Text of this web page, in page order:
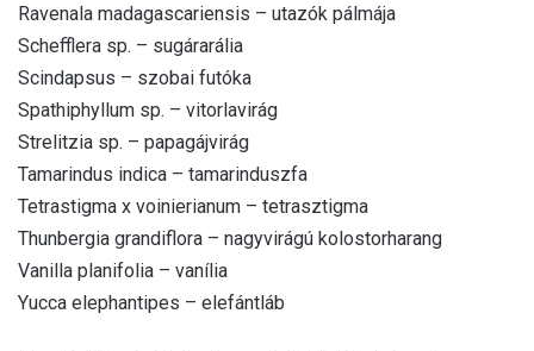
Ravenala madagascariensis – utazók pálmája
Schefflera sp. – sugárarália
Scindapsus – szobai futóka
Spathiphyllum sp. – vitorlavirág
Strelitzia sp. – papagájvirág
Tamarindus indica – tamarinduszfa
Tetrastigma x voinierianum – tetrasztigma
Thunbergia grandiflora – nagyvirágú kolostorharang
Vanilla planifolia – vanília
Yucca elephantipes – elefántláb